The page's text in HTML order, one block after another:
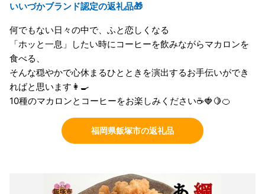
いいづかブランド認定の返礼品🎁
何でもない日々の中で、ふと恋しくなる
「ホッと一息」したい時にコーヒーを飲みながらマカロンを
食べる、
そんな穏やかで心休まるひとときを演出するお手伝いができ
ればと思います👩‍🍳
10種のマカロンとコーヒーをお楽しみください☕🍓🍋🍊
福岡県飯塚市の返礼品